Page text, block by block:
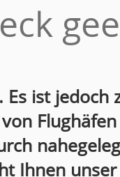
ist jedoch
Ihnen